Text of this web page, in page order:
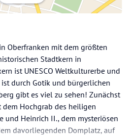
Oberfranken mit dem größten
Stadtkern in
ist UNESCO Weltkulturerbe und
durch Gotik und bürgerlichen
gibt es viel zu sehen! Zunächst
dem Hochgrab des heiligen
und Heinrich II., dem mysteriösen
davorliegenden Domplatz, auf